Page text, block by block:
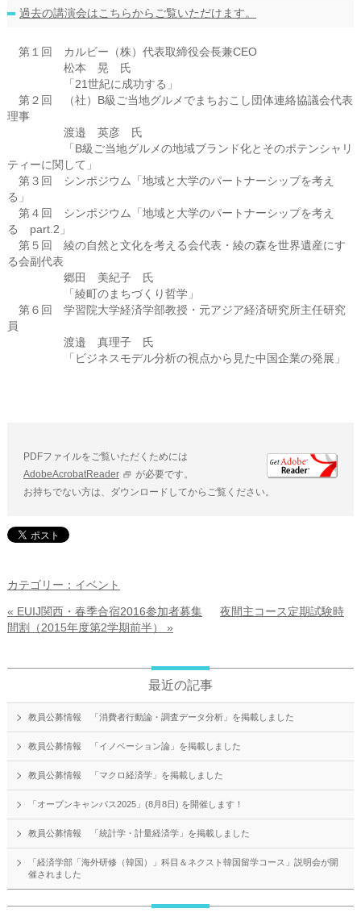
過去の講演会はこちらからご覧いただけます。
第１回 カルビー（株）代表取締役会長兼CEO
松本 晃 氏
「21世紀に成功する」
第２回 （社）B級ご当地グルメでまちおこし団体連絡協議会代表
理事
渡邉 英彦 氏
「B級ご当地グルメの地域ブランド化とそのポテンシャリ
ティーに関して」
第３回 シンポジウム「地域と大学のパートナーシップを考え
る」
第４回 シンポジウム「地域と大学のパートナーシップを考え
る part.2」
第５回 綾の自然と文化を考える会代表・綾の森を世界遺産にす
る会副代表
郷田 美紀子 氏
「綾町のまちづくり哲学」
第６回 学習院大学経済学部教授・元アジア経済研究所主任研究
員
渡邉 真理子 氏
「ビジネスモデル分析の視点から見た中国企業の発展」
PDFファイルをご覧いただくためには
AdobeAcrobatReader
が必要です。
お持ちでない方は、ダウンロードしてからご覧ください。
カテゴリー：イベント
« EUIJ関西・春季合宿2016参加者募集
夜間主コース定期試験時
間割（2015年度第2学期前半） »
最近の記事
教員公募情報 「消費者行動論・調査データ分析」を掲載しました
教員公募情報 「イノベーション論」を掲載しました
教員公募情報 「マクロ経済学」を掲載しました
「オープンキャンパス2025」(8月8日) を開催します！
教員公募情報 「統計学・計量経済学」を掲載しました
「経済学部「海外研修（韓国）」科目＆ネクスト韓国留学コース」説明会が開
催されました